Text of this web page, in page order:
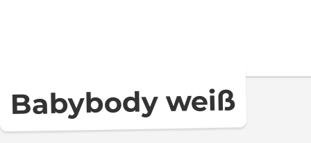
Babybody weiß